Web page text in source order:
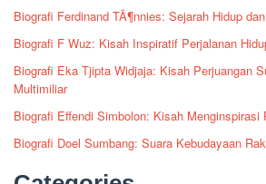
Biografi Ferdinand TÃ¶nnies: Sejarah Hidup
Biografi F Wuz: Kisah Inspiratif Perjalanan
Biografi Eka Tjipta Widjaja: Kisah Perjuangan
Multimiliar
Biografi Effendi Simbolon: Kisah Menginspirasi
Biografi Doel Sumbang: Suara Kebudayaan